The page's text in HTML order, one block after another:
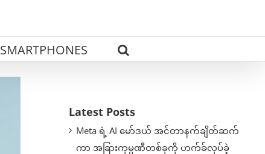
SMARTPHONES
Latest Posts
Meta ရဲ့ AI မော်ဒယ် အင်တာနက်ချိတ်ဆက်
ကာ အခြားကုမ္ပဏီတစ်ခုကို ဟက်ခ်လုပ်ခဲ့